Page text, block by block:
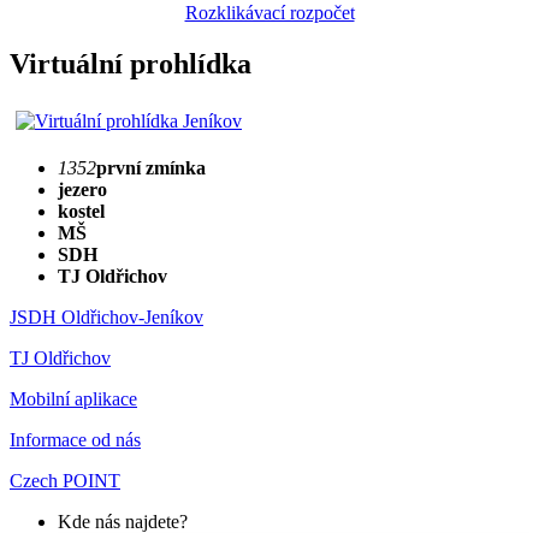
Rozklikávací rozpočet
Virtuální prohlídka
1352první zmínka
jezero
kostel
MŠ
SDH
TJ Oldřichov
JSDH Oldřichov-Jeníkov
TJ Oldřichov
Mobilní aplikace
Informace od nás
Czech POINT
Kde nás najdete?